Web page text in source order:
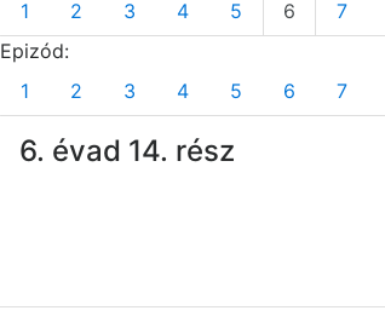
1
2 3 4 5 6 7
Epizód:
1
2 3 4 5 6 7
6. évad 14. rész